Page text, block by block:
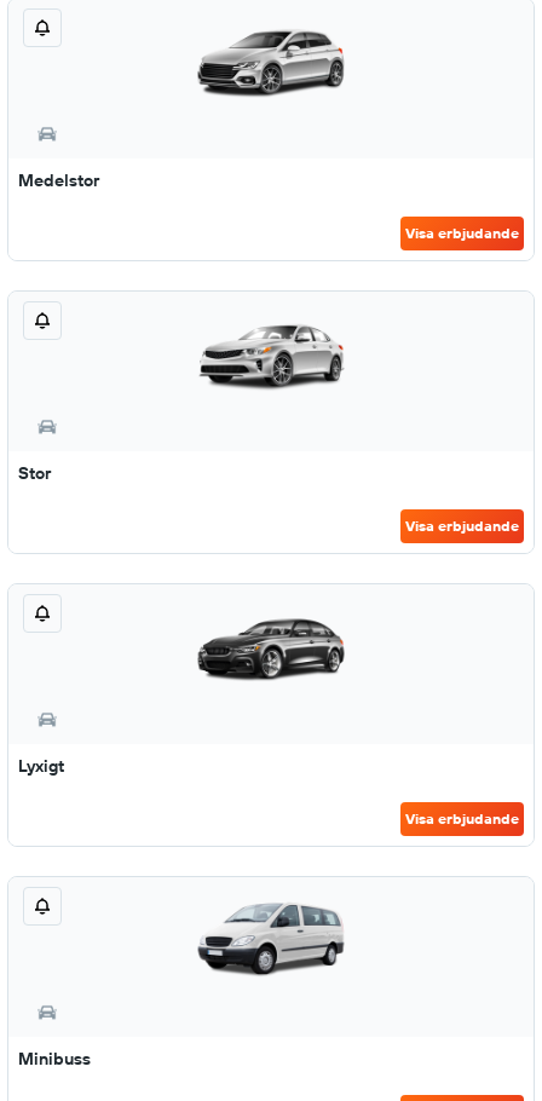
Medelstor
Visa erbjudande
Stor
Visa erbjudande
Lyxigt
Visa erbjudande
Minibuss